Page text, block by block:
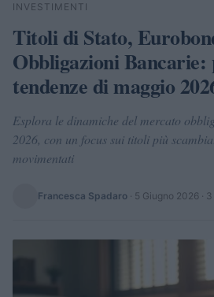
Cerca
INVESTIMENTI
Titoli di Stato,
Obbligazioni Bancarie:
tendenze di maggio
Esplora le dinamiche del mercato
2026, con un focus sui titoli più
movimentati
Francesca Spadaro · 5 Giugno 2026 ·